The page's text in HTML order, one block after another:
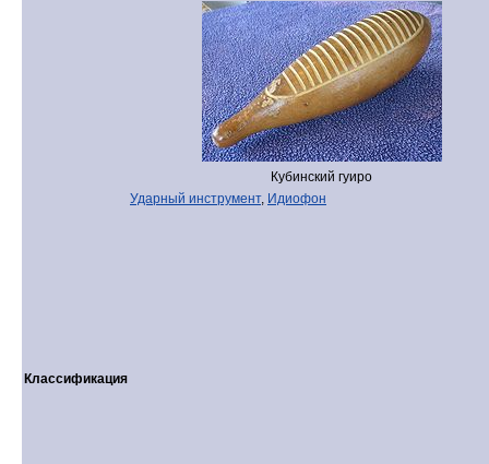
Кубинский гуиро
Классификация
Ударный инструмент, Идиофон